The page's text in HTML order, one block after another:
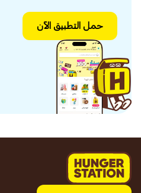
حمل التطبيق الآن